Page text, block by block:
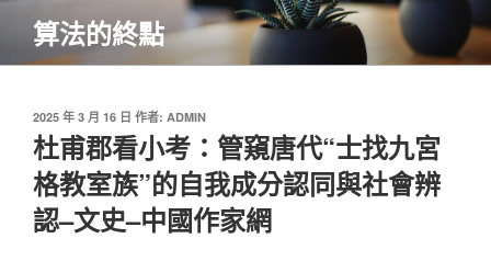
主
算法的終點
發
佈
於
2025 年 3 月 16 日 作者: ADMIN
杜甫郡看小考：管窺唐代“士找九宮
格教室族”的自我成分認同與社會辨
認–文史–中國作家網